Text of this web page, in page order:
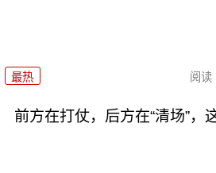
最热 阅读
前方在打仗，后方在“清场”，